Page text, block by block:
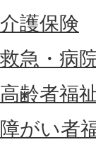
介護保険
救急・病
高齢者福
障がい者